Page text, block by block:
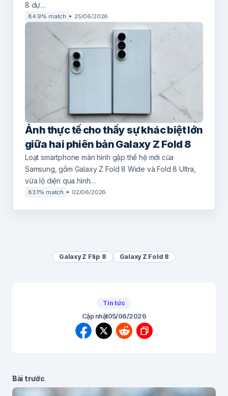
8 dự…
84.9% match 25/06/2026
Ảnh thực tế cho thấy sự khác biệt lớn
giữa hai phiên bản Galaxy Z Fold 8
Loạt smartphone màn hình gập thế hệ mới của
Samsung, gồm Galaxy Z Fold 8 Wide và Fold 8 Ultra,
vừa lộ diện qua hình…
83.1% match 02/06/2026
Galaxy Z Flip 8 Galaxy Z Fold 8
Tin tức
Cập nhật05/06/2026
Bài trước